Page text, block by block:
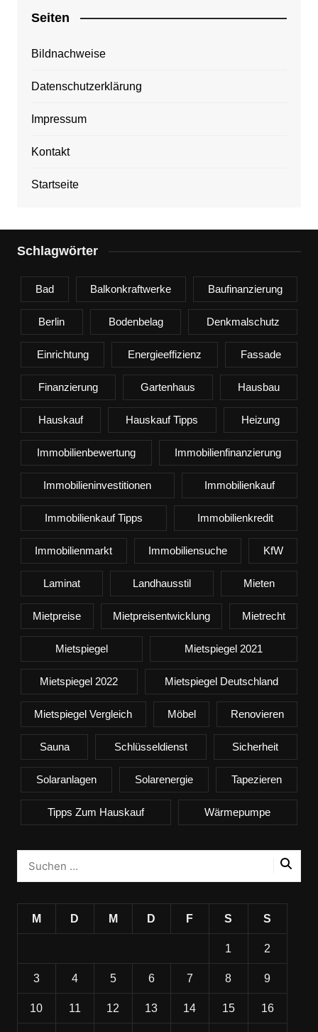
Seiten
Bildnachweise
Datenschutzerklärung
Impressum
Kontakt
Startseite
Schlagwörter
Bad Balkonkraftwerke Baufinanzierung
Berlin Bodenbelag Denkmalschutz
Einrichtung Energieeffizienz Fassade
Finanzierung Gartenhaus Hausbau
Hauskauf Hauskauf Tipps Heizung
Immobilienbewertung Immobilienfinanzierung
Immobilieninvestitionen Immobilienkauf
Immobilienkauf Tipps Immobilienkredit
Immobilienmarkt Immobiliensuche KfW
Laminat Landhausstil Mieten
Mietpreise Mietpreisentwicklung Mietrecht
Mietspiegel Mietspiegel 2021
Mietspiegel 2022 Mietspiegel Deutschland
Mietspiegel Vergleich Möbel Renovieren
Sauna Schlüsseldienst Sicherheit
Solaranlagen Solarenergie Tapezieren
Tipps Zum Hauskauf Wärmepumpe
M D M D F S S
1 2
3 4 5 6 7 8 9
10 11 12 13 14 15 16